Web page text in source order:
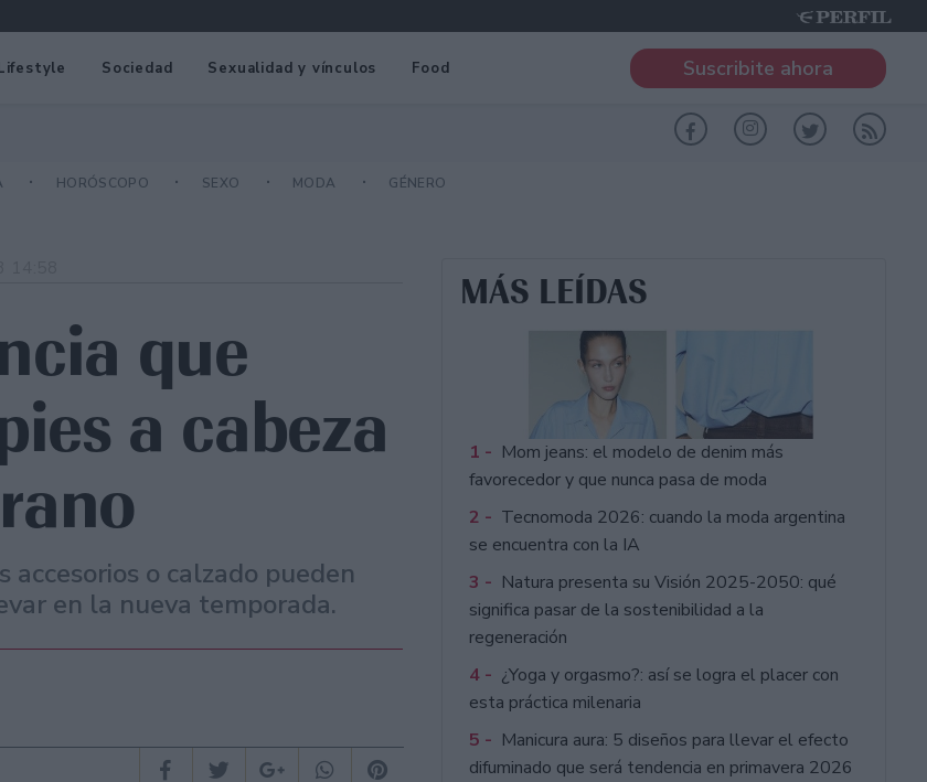
Sociedad Sexualidad y vínculos Food Suscribite ahora
HORÓSCOPO SEXO MODA GÉNERO
que
a cabeza
o calzado pueden
en la nueva temporada.
MÁS LEÍDAS
1 - Mom jeans: el modelo de denim más
favorecedor y que nunca pasa de moda
2 - Tecnomoda 2026: cuando la moda argentina
se encuentra con la IA
3 - Natura presenta su Visión 2025-2050: qué
significa pasar de la sostenibilidad a la
regeneración
4 - ¿Yoga y orgasmo?: así se logra el placer con
esta práctica milenaria
5 - Manicura aura: 5 diseños para llevar el efecto
difuminado que será tendencia en primavera 2026